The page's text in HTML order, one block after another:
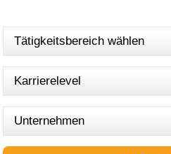
Tätigkeitsbereich wählen
Karrierelevel
Unternehmen